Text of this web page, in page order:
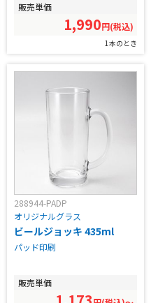
販売単価
1,990円(税込)
1本のとき
288944-PADP
オリジナルグラス
ビールジョッキ 435ml
パッド印刷
販売単価